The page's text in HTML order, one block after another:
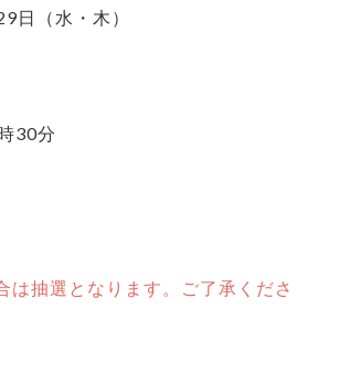
日（水・木）
30分
抽選となります。ご了承くださ